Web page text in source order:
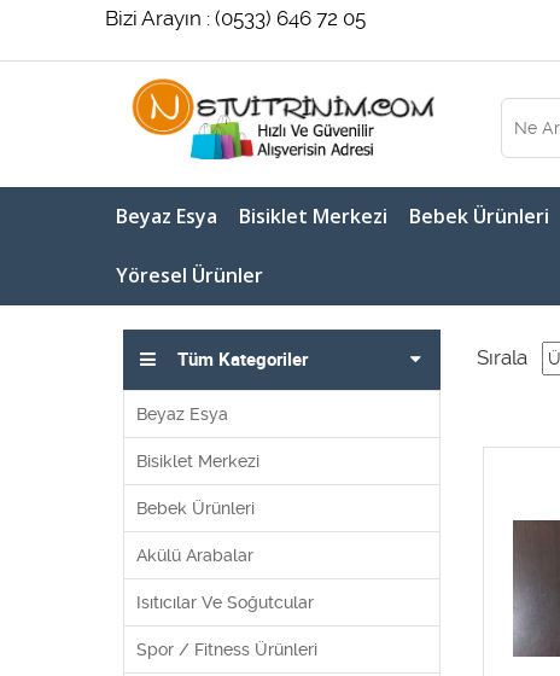
Bizi Arayın : (0533) 646 72 05
Beyaz Esya Bisiklet Merkezi Bebek Ürünleri
Yöresel Ürünler
Tüm Kategoriler
Beyaz Esya
Bisiklet Merkezi
Bebek Ürünleri
Akülü Arabalar
Isıtıcılar Ve Soğutcular
Spor / Fitness Ürünleri
Sırala